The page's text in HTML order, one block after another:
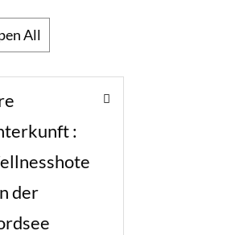
All
:
der